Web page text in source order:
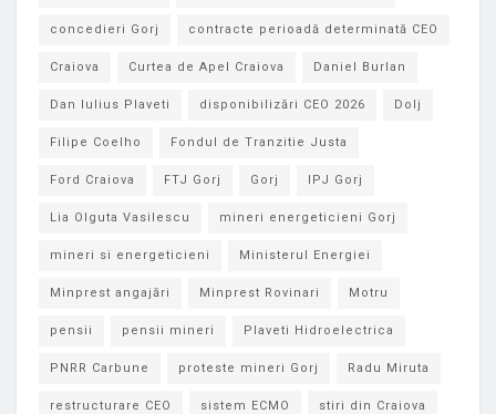
concedieri Gorj contracte perioadă determinată CEO
Craiova Curtea de Apel Craiova Daniel Burlan
Dan Iulius Plaveti disponibilizări CEO 2026 Dolj
Filipe Coelho Fondul de Tranzitie Justa
Ford Craiova FTJ Gorj Gorj IPJ Gorj
Lia Olguta Vasilescu mineri energeticieni Gorj
mineri si energeticieni Ministerul Energiei
Minprest angajări Minprest Rovinari Motru
pensii pensii mineri Plaveti Hidroelectrica
PNRR Carbune proteste mineri Gorj Radu Miruta
restructurare CEO sistem ECMO stiri din Craiova